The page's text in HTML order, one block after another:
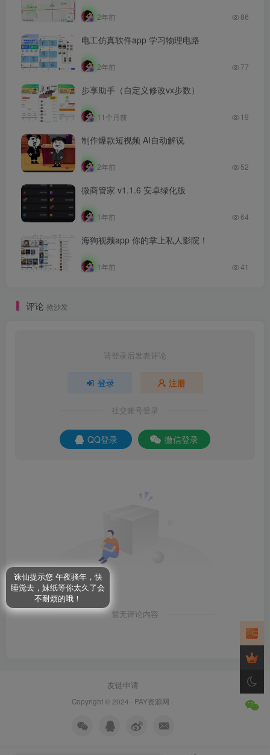
2年前 86
电工仿真软件app 学习物理电路
2年前 77
步享助手（自定义修改vx步数）
11个月前 19
制作爆款短视频 AI自动解说
2年前 52
微商管家 v1.1.6 安卓绿化版
1年前 64
海狗视频app 你的掌上私人影院！
1年前 41
评论 抢沙发
请登录后发表评论
登录 注册
社交账号登录
QQ登录 微信登录
暂无评论内容
友链申请
Copyright © 2024 · PAY资源网 ·
诛仙提示您 午夜骚年，快
睡觉去，妹纸等你太久了会
不耐烦的哦！